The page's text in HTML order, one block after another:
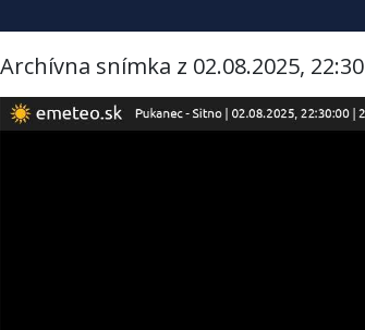
Archívna snímka z 02.08.2025, 22:30